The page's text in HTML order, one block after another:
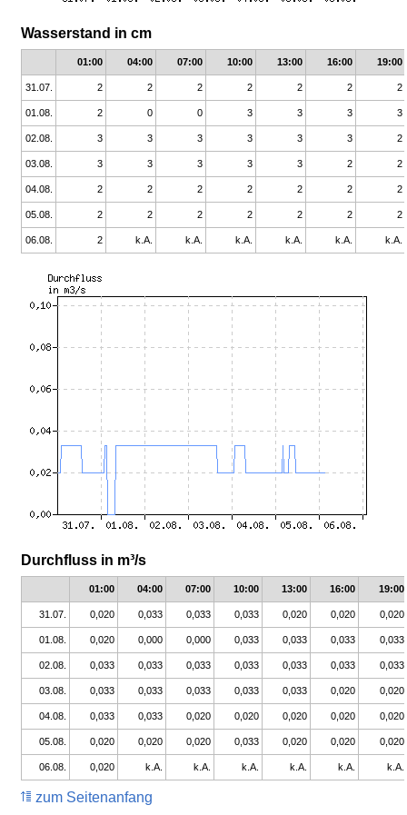
Wasserstand in cm
01:00 04:00 07:00 10:00 13:00 16:00 19:00
31.07. 2 2 2 2 2 2 2
01.08. 2 0 0 3 3 3 3
02.08. 3 3 3 3 3 3 2
03.08. 3 3 3 3 3 2 2
04.08. 2 2 2 2 2 2 2
05.08. 2 2 2 2 2 2 2
06.08. 2 k.A. k.A. k.A. k.A. k.A. k.A.
Durchfluss in m³/s
01:00 04:00 07:00 10:00 13:00 16:00 19:00
31.07. 0,020 0,033 0,033 0,033 0,020 0,020 0,020
01.08. 0,020 0,000 0,000 0,033 0,033 0,033 0,033
02.08. 0,033 0,033 0,033 0,033 0,033 0,033 0,033
03.08. 0,033 0,033 0,033 0,033 0,033 0,020 0,020
04.08. 0,033 0,033 0,020 0,020 0,020 0,020 0,020
05.08. 0,020 0,020 0,020 0,033 0,020 0,020 0,020
06.08. 0,020 k.A. k.A. k.A. k.A. k.A. k.A.
zum Seitenanfang